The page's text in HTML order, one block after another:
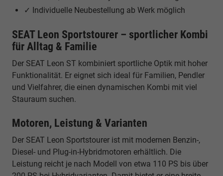
✓ Individuelle Neubestellung ab Werk möglich
SEAT Leon Sportstourer – sportlicher Kombi
für Alltag & Familie
Der SEAT Leon ST kombiniert sportliche Optik mit hoher
Funktionalität. Er eignet sich ideal für Familien, Pendler
und Vielfahrer, die einen dynamischen Kombi mit viel
Stauraum suchen.
Motoren, Leistung & Varianten
Der SEAT Leon Sportstourer ist mit modernen Benzin-,
Diesel- und Plug-in-Hybridmotoren erhältlich. Die
Leistung reicht je nach Modell von etwa 110 PS bis über